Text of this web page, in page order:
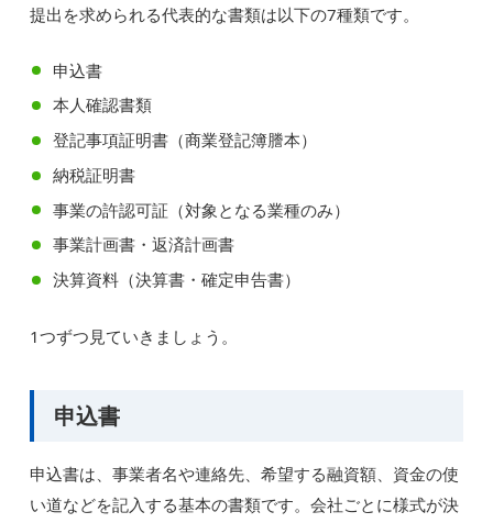
提出を求められる代表的な書類は以下の7種類です。
申込書
本人確認書類
登記事項証明書（商業登記簿謄本）
納税証明書
事業の許認可証（対象となる業種のみ）
事業計画書・返済計画書
決算資料（決算書・確定申告書）
1つずつ見ていきましょう。
申込書
申込書は、事業者名や連絡先、希望する融資額、資金の使
い道などを記入する基本の書類です。会社ごとに様式が決